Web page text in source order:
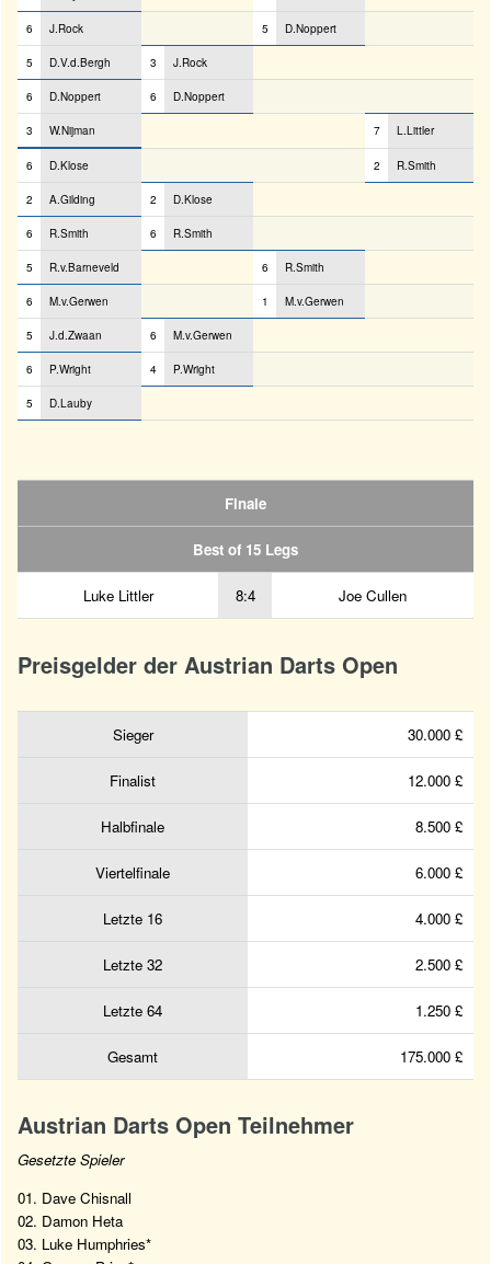
6 J.Rock 5 D.Noppert
5 D.V.d.Bergh 3 J.Rock
6 D.Noppert 6 D.Noppert
3 W.Nijman 7 L.Littler
6 D.Klose 2 R.Smith
2 A.Gilding 2 D.Klose
6 R.Smith 6 R.Smith
5 R.v.Barneveld 6 R.Smith
6 M.v.Gerwen 1 M.v.Gerwen
5 J.d.Zwaan 6 M.v.Gerwen
6 P.Wright 4 P.Wright
5 D.Lauby
Finale
Best of 15 Legs
Luke Littler 8:4 Joe Cullen
Preisgelder der Austrian Darts Open
Sieger 30.000 £
Finalist 12.000 £
Halbfinale 8.500 £
Viertelfinale 6.000 £
Letzte 16 4.000 £
Letzte 32 2.500 £
Letzte 64 1.250 £
Gesamt 175.000 £
Austrian Darts Open Teilnehmer
Gesetzte Spieler
01. Dave Chisnall
02. Damon Heta
03. Luke Humphries*